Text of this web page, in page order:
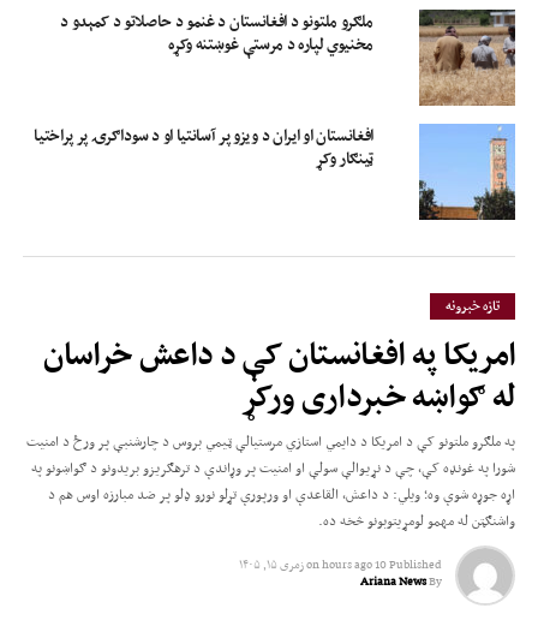
ملګرو ملتونو د افغانستان د غنمو د حاصلاتو د کمېدو د
مخنیوي لپاره د مرستې غوښتنه وکړه
افغانستان او ایران د ویزو پر آسانتیا او د سوداګرۍ پر پراختیا
ټینګار وکړ
تازه خبرونه
امریکا په افغانستان کې د داعش خراسان
له ګواښه خبرداری ورکړ
په ملګرو ملتونو کې د امریکا د دایمي استازي مرستیالې ټیمي بروس د چارشنبې پر ورځ د امنیت
شورا په غونډه کې، چې د نړیوالې سولې او امنیت پر وړاندې د ترهګریزو بریدونو د ګواښونو په
اړه جوړه شوې وه؛ ویلي: د داعش، القاعدې او ورپورې تړلو نورو ډلو پر ضد مبارزه اوس هم د
واشنګټن له مهمو لومړیتوبونو څخه ده.
Published
10 hours ago
onزمری ۱۵, ۱۴۰۵
By
Ariana News